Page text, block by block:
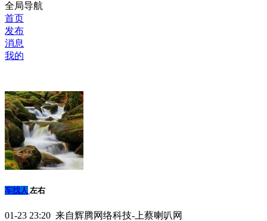
全局导航
首页
发布
消息
我的
车找人 左右
01-23 23:20 来自辉腾网络科技-上蔡喇叭网